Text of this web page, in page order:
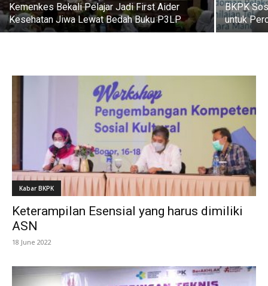
Kemenkes Bekali Pelajar Jadi First Aider
Kesehatan Jiwa Lewat Bedah Buku P3LP
BKPK
untuk
Kabar BKPK
Keterampilan Esensial yang harus dimiliki
ASN
18 June 2022